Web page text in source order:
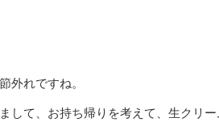
外れですね。
して、お持ち帰りを考えて、生クリ